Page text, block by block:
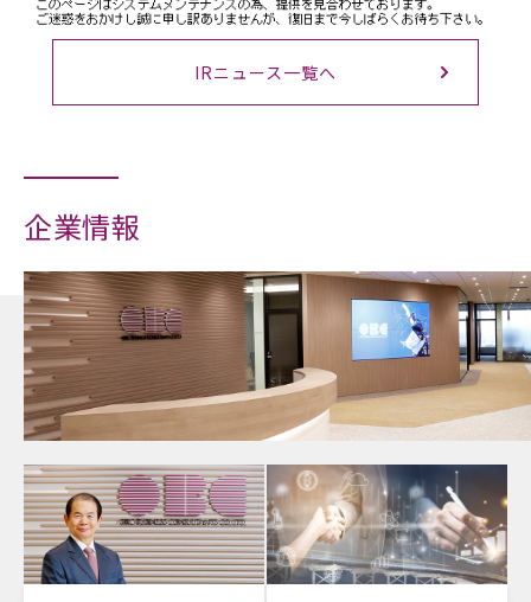
お知らせ 2026/07/24
IRニュース一覧へ
企業情報